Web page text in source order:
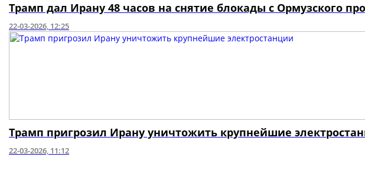
Трамп дал Ирану 48 часов на снятие блокады с Ормузского
22-03-2026, 12:25
Трамп пригрозил Ирану уничтожить крупнейшие
22-03-2026, 11:12